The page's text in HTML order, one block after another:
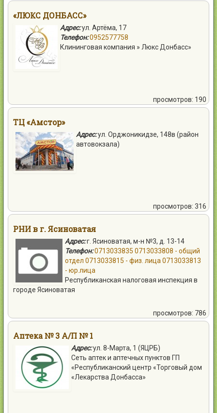
«ЛЮКС ДОНБАСС»
Адрес:ул. Артёма, 17
Телефон:0952577758
Клининговая компания » Люкс Донбасс»
просмотров: 190
ТЦ «Амстор»
Адрес:ул. Орджоникидзе, 148в (район
автовокзала)
просмотров: 316
РНИ в г. Ясиноватая
Адрес:г. Ясиноватая, м-н №3, д. 13-14
Телефон:0713033835 0713033808 - общий
отдел 0713033815 - физ. лица 0713033813
- юр.лица
Республиканская налоговая инспекция в
городе Ясиноватая
просмотров: 786
Аптека № 3 А/П № 1
Адрес:ул. 8-Марта, 1 (ЯЦРБ)
Сеть аптек и аптечных пунктов ГП
«Республиканский центр «Торговый дом
«Лекарства Донбасса»